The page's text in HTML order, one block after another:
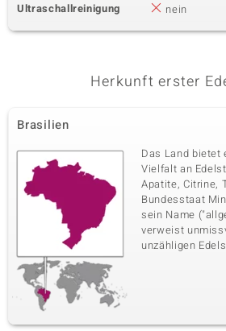
Ultraschallreinigung
nein
Herkunft erster
Brasilien
Das Land bietet
Vielfalt an
Apatite, Citrine,
Bundesstaat
sein Name
verweist
unzähligen